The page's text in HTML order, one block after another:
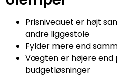
Prisniveauet er højt
andre liggestole
Fylder mere end
Vægten er højere end
budgetløsninger